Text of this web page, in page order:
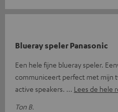
Blueray speler Panasonic
Een hele fijne blueray speler.
communiceert perfect met mijn
active speakers.
Lees de hele
Ton B.